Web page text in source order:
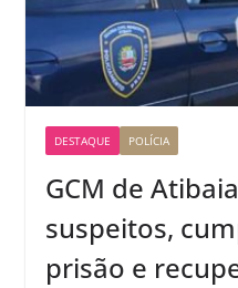
DESTAQUE POLÍCIA
GCM de
suspeitos,
prisão e